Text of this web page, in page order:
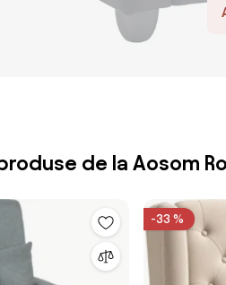
de la Aosom
-33 %